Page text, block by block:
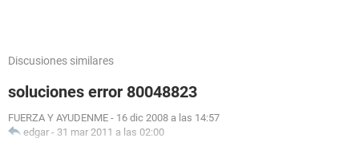
Discusiones similares
soluciones error 80048823
FUERZA Y AYUDENME - 16 dic 2008 a las 14:57
edgar - 31 mar 2011 a las 02:00